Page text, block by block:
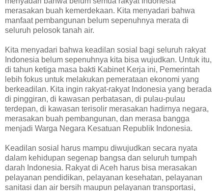
merasakan buah kemerdekaan. Kita menyadari bahwa
manfaat pembangunan belum sepenuhnya merata di
seluruh pelosok tanah air.
Kita menyadari bahwa keadilan sosial bagi seluruh rakyat
Indonesia belum sepenuhnya kita bisa wujudkan. Untuk itu,
di tahun ketiga masa bakti Kabinet Kerja ini, Pemerintah
lebih fokus untuk melakukan pemerataan ekonomi yang
berkeadilan. Kita ingin rakyat-rakyat Indonesia yang berada
di pinggiran, di kawasan perbatasan, di pulau-pulau
terdepan, di kawasan terisolir merasakan hadirnya negara,
merasakan buah pembangunan, dan merasa bangga
menjadi Warga Negara Kesatuan Republik Indonesia.
Keadilan sosial harus mampu diwujudkan secara nyata
dalam kehidupan segenap bangsa dan seluruh tumpah
darah Indonesia. Rakyat di Aceh harus bisa merasakan
pelayanan pendidikan, pelayanan kesehatan, pelayanan
sanitasi dan air bersih maupun pelayanan transportasi,